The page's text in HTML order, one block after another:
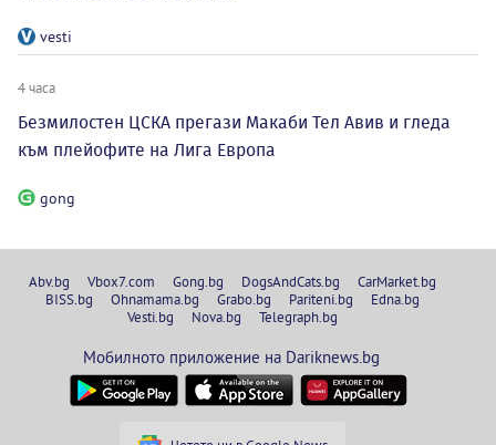
vesti
4 часа
Безмилостен ЦСКА прегази Макаби Тел Авив и гледа
към плейофите на Лига Европа
gong
Abv.bg Vbox7.com Gong.bg DogsAndCats.bg
CarMarket.bg
BISS.bg
Ohnamama.bg Grabo.bg Pariteni.bg
Edna.bg
Vesti.bg
Nova.bg Telegraph.bg
Мобилното приложение на Dariknews.bg